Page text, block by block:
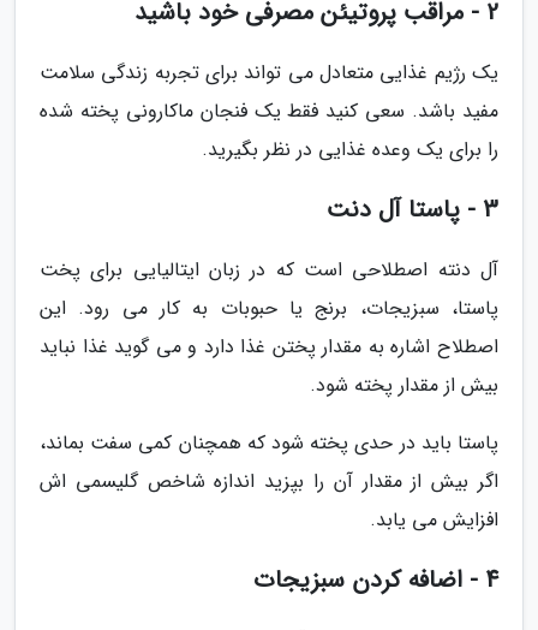
2 - مراقب پروتیئن مصرفی خود باشید
یک رژیم غذایی متعادل می تواند برای تجربه زندگی سلامت
مفید باشد. سعی کنید فقط یک فنجان ماکارونی پخته شده
را برای یک وعده غذایی در نظر بگیرید.
3 - پاستا آل دنت
آل دنته اصطلاحی است که در زبان ایتالیایی برای پخت
پاستا، سبزیجات، برنج یا حبوبات به کار می رود. این
اصطلاح اشاره به مقدار پختن غذا دارد و می گوید غذا نباید
بیش از مقدار پخته شود.
پاستا باید در حدی پخته شود که همچنان کمی سفت بماند،
اگر بیش از مقدار آن را بپزید اندازه شاخص گلیسمی اش
افزایش می یابد.
4 - اضافه کردن سبزیجات